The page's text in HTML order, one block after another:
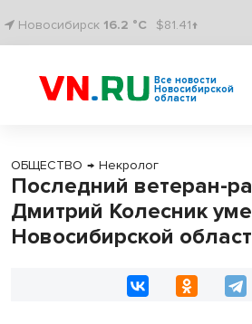
Новосибирск 16.2 °C $81.41↑
Все новости
Новосибирской
области
ОБЩЕСТВО → Некролог
Последний ветеран-
Дмитрий Колесник
Новосибирской